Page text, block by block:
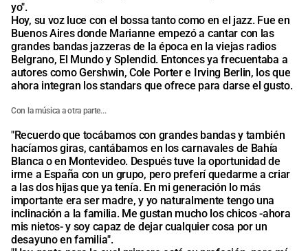
yo".
Hoy, su voz luce con el bossa tanto como en el jazz. Fue en
Buenos Aires donde Marianne empezó a cantar con las
grandes bandas jazzeras de la época en la viejas radios
Belgrano, El Mundo y Splendid. Entonces ya frecuentaba a
autores como Gershwin, Cole Porter e Irving Berlin, los que
ahora integran los standars que ofrece para darse el gusto.
Con la música a otra parte...
"Recuerdo que tocábamos con grandes bandas y también
hacíamos giras, cantábamos en los carnavales de Bahía
Blanca o en Montevideo. Después tuve la oportunidad de
irme a España con un grupo, pero preferí quedarme a criar
a las dos hijas que ya tenía. En mi generación lo más
importante era ser madre, y yo naturalmente tengo una
inclinación a la familia. Me gustan mucho los chicos -ahora
mis nietos- y soy capaz de dejar cualquier cosa por un
desayuno en familia".